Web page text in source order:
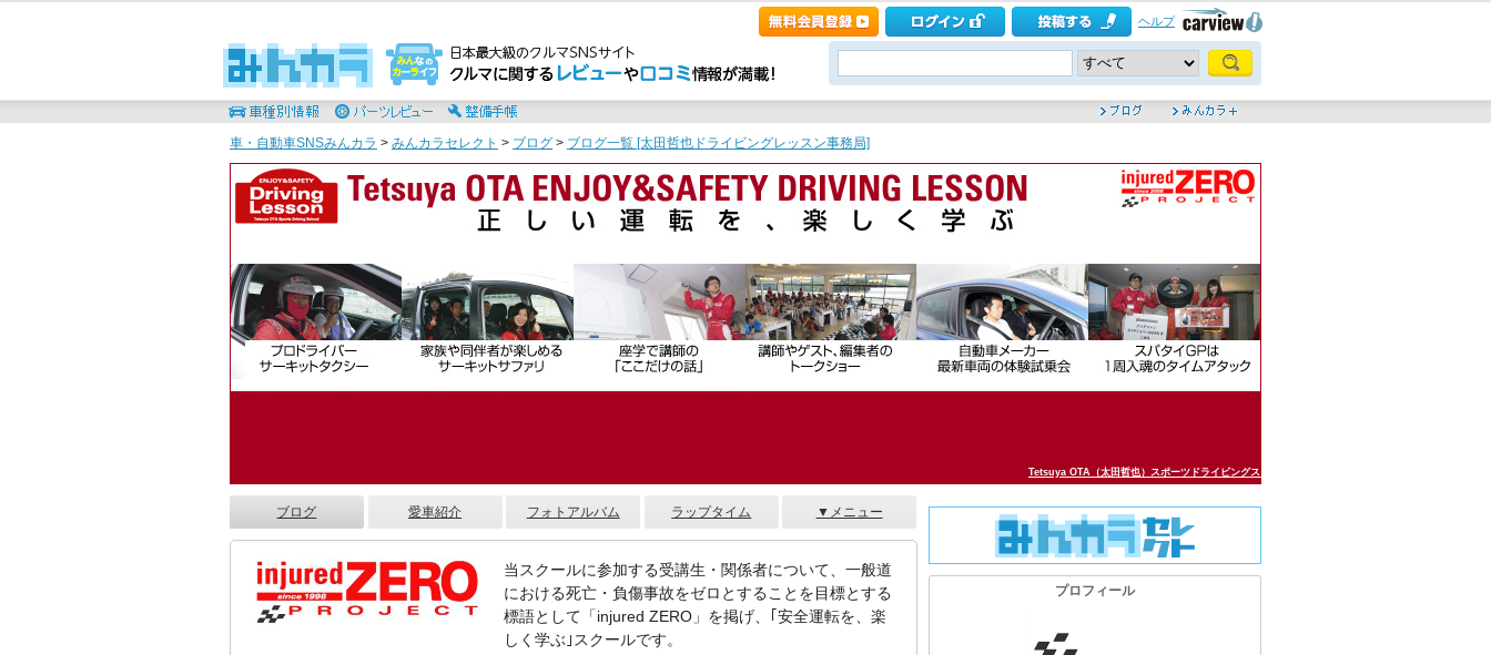
ヘルプ
車・自動車SNSみんカラ > みんカラセレクト > ブログ > ブログ一覧 [太田哲也ドライビングレッスン事務局]
Tetsuya OTA（太田哲也）スポーツドライビングスクール事務局
ブログ 愛車紹介 フォトアルバム ラップタイム ▼メニュー
当スクールに参加する受講生・関係者について、一般道
における死亡・負傷事故をゼロとすることを目標とする
標語として「injured ZERO」を掲げ、｢安全運転を、楽
しく学ぶ｣スクールです。
プロフィール